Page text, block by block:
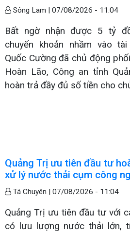
Sông Lam | 07/08/2026 - 11:04
Bất ngờ nhận được 5 tỷ
chuyển khoản nhầm vào
Quốc Cường đã chủ động
Hoàn Lão, Công an tỉnh
hoàn trả đầy đủ số tiền cho
Quảng Trị ưu tiên đầu tư
xử lý nước thải cụm công
Tá Chuyên | 07/08/2026 - 11:04
Quảng Trị ưu tiên đầu tư với
có lưu lượng nước thải lớn,